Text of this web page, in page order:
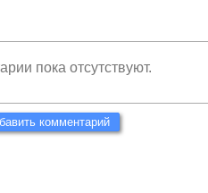
пока отсутствуют.
комментарий